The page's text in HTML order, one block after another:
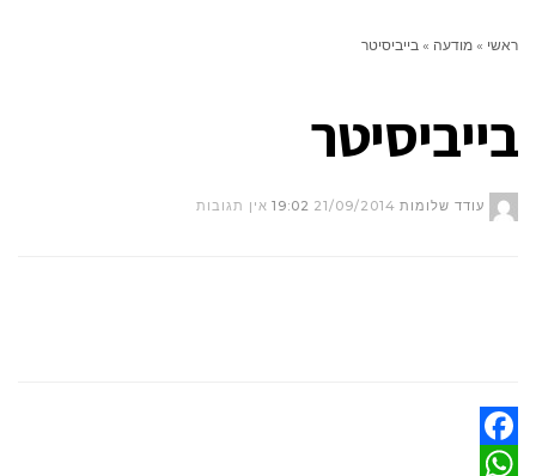
ראשי » מודעה » בייביסיטר
בייביסיטר
עודד שלומות 21/09/2014
19:02 אין תגובות
Facebook